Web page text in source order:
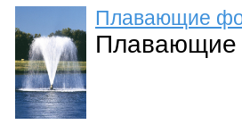
Плавающие
Плавающие